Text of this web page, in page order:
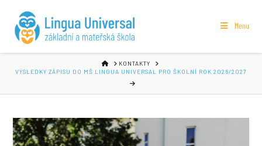
Menu
HOMEKONTAKTY
VÝSLEDKY ZÁPISU DO MŠ LINGUA UNIVERSAL PRO ŠKOLNÍ ROK 2026/2027